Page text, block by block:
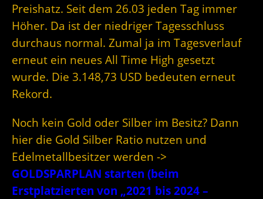
Preishatz. Seit dem 26.03 jeden Tag immer
Höher. Da ist der niedriger Tagesschluss
durchaus normal. Zumal ja im Tagesverlauf
erneut ein neues All Time High gesetzt
wurde. Die 3.148,73 USD bedeuten erneut
Rekord.
Noch kein Gold oder Silber im Besitz? Dann
hier die Gold Silber Ratio nutzen und
Edelmetallbesitzer werden ->
GOLDSPARPLAN starten (beim
Erstplatzierten von „2021 bis 2024 –